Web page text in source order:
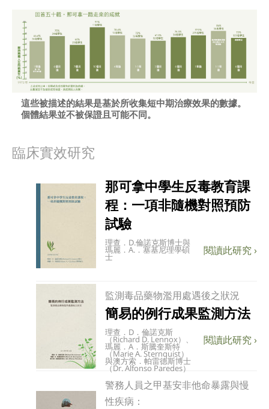
這些被描述的結果是基於所收集短中期治療效果的數據。
個體結果並不被保證且可能不同。
臨床實效研究
那可拿中學生反毒教育課
程：一項非隨機對照預防
試驗
理查．D.倫諾克斯博士與
瑪麗．A.．塞基尼理學碩
士
監測毒品藥物濫用處遇後之狀況
簡易的例行成果監測方法
理查．D．倫諾克斯
（Richard D. Lennox）、
瑪麗．A．斯騰奎斯特
（Marie A. Sternquist）
與澳方索．帕雷德斯博士
（Dr. Alfonso Paredes）
警務人員之甲基安非他命暴露與慢
性疾病：